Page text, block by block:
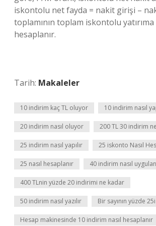
iskontolu net fayda = nakit girişi –
toplamının toplam iskontolu
hesaplanır.
Tarih: Makaleler
10 indirim kaç TL oluyor 10 indirim nasıl
20 indirim nasıl oluyor 200 TL 30 indirim
25 indirim nasıl yapılır 25 iskonto Nasıl
25 nasıl hesaplanır 40 indirim nasıl
400 TLnin yüzde 20 indirimi ne kadar
50 indirim nasıl yazılır Bir sayının yüzde
Hesap makinesinde 10 indirim nasıl hesaplanır